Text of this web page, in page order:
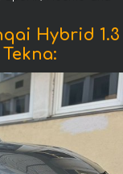
Hybrid 1.3